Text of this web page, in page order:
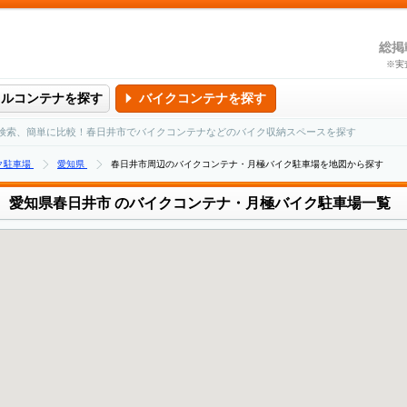
総
※実
コンテナを探す バイクコンテナを探す
、簡単に比較！春日井市でバイクコンテナなどのバイク収納スペースを探す
駐車場 愛知県 春日井市周辺のバイクコンテナ・月極バイク駐車場を地図から探す
愛知県春日井市 のバイクコンテナ・月極バイク駐車場一覧